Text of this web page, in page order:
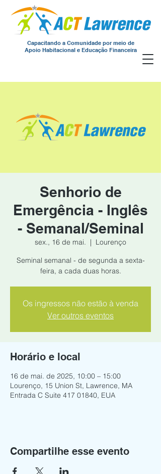
Capacitando a Comunidade por meio de
Apoio Habitacional e Educação Financeira
Senhorio de
Emergência - Inglês
- Semanal/Seminal
sex., 16 de mai.
  |
Lourenço
Seminal semanal - de segunda a sexta-
feira, a cada duas horas.
Os ingressos não estão à venda
Ver outros eventos
Horário e local
16 de mai. de 2025, 10:00 – 15:00
Lourenço, 15 Union St, Lawrence, MA
Entrada C Suite 417 01840, EUA
Compartilhe esse evento